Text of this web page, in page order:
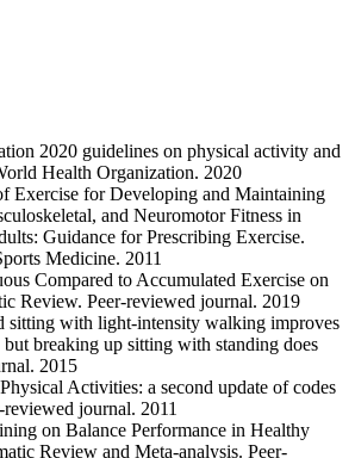
2020 guidelines on physical activity and
Health Organization. 2020
Exercise for Developing and Maintaining
and Neuromotor Fitness in
Guidance for Prescribing Exercise.
Medicine. 2011
Compared to Accumulated Exercise on
Review. Peer-reviewed journal. 2019
sitting with light-intensity walking improves
breaking up sitting with standing does
2015
Activities: a second update of codes
journal. 2011
on Balance Performance in Healthy
Review and Meta-analysis. Peer-